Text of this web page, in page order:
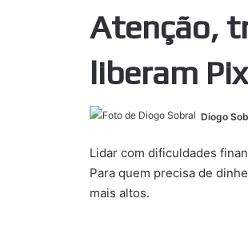
Atenção,
liberam
Diogo
Lidar com dificuldades
Para quem precisa de
mais altos.